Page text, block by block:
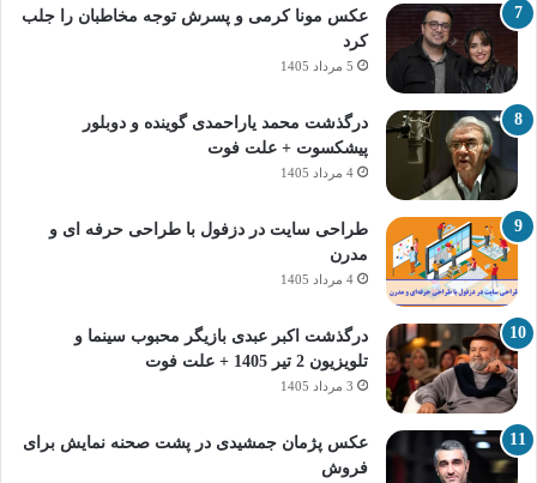
عکس مونا کرمی و پسرش توجه مخاطبان را جلب
کرد
5 مرداد 1405
درگذشت محمد یاراحمدی گوینده و دوبلور
پیشکسوت + علت فوت
4 مرداد 1405
طراحی سایت در دزفول با طراحی حرفه‌ ای و
مدرن
4 مرداد 1405
درگذشت اکبر عبدی بازیگر محبوب سینما و
تلویزیون 2 تیر 1405 + علت فوت
3 مرداد 1405
عکس پژمان جمشیدی در پشت صحنه نمایش برای
فروش